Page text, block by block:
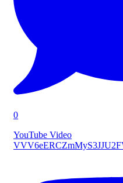
0
YouTube Video